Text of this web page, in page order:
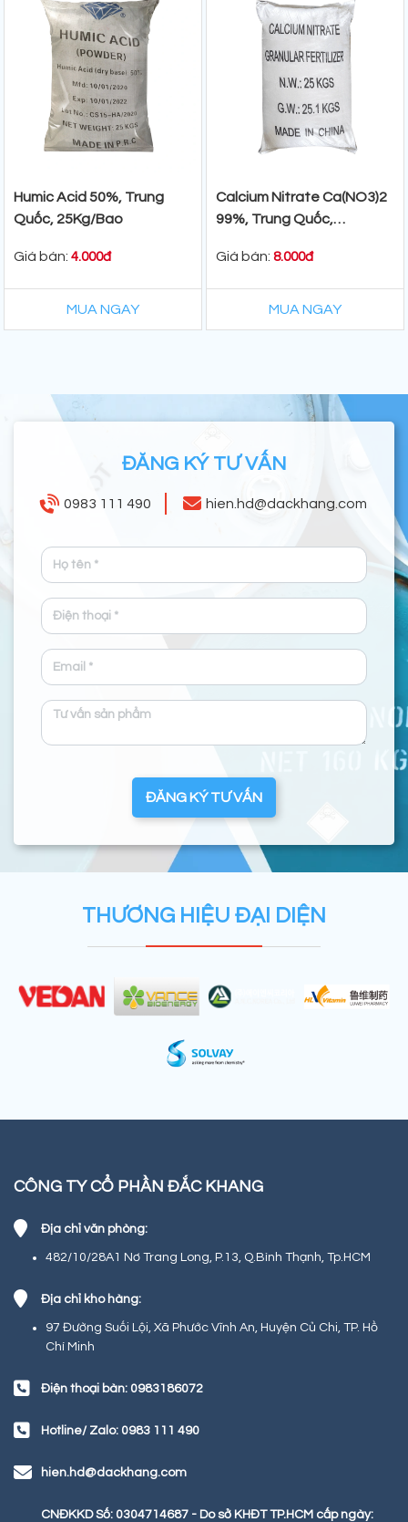
Humic Acid 50%, Trung
Quốc, 25Kg/Bao
Giá bán: 4.000đ
MUA NGAY
Calcium Nitrate Ca(NO3)2
99%, Trung Quốc,
Giá bán: 8.000đ
MUA NGAY
ĐĂNG KÝ TƯ VẤN
0983 111 490 hien.hd@dackhang.com
ĐĂNG KÝ TƯ VẤN
THƯƠNG HIỆU ĐẠI DIỆN
CÔNG TY CỔ PHẦN ĐẮC KHANG
Địa chỉ văn phòng:
482/10/28A1 Nơ Trang Long, P.13, Q.Bình Thạnh, Tp.HCM
Địa chỉ kho hàng:
97 Đường Suối Lội, Xã Phước Vĩnh An, Huyện Củ Chi, TP. Hồ
Chí Minh
Điện thoại bàn: 0983186072
Hotline/ Zalo: 0983 111 490
hien.hd@dackhang.com
CNĐKKD Số: 0304714687 - Do sở KHĐT TP.HCM cấp ngày: